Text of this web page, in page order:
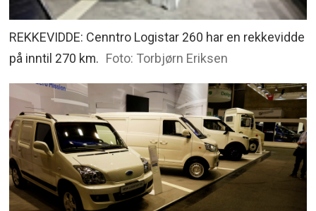
REKKEVIDDE: Cenntro Logistar 260 har en rekkevidde
på inntil 270 km. Foto: Torbjørn Eriksen